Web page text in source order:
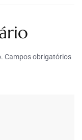
Campos obrigatórios